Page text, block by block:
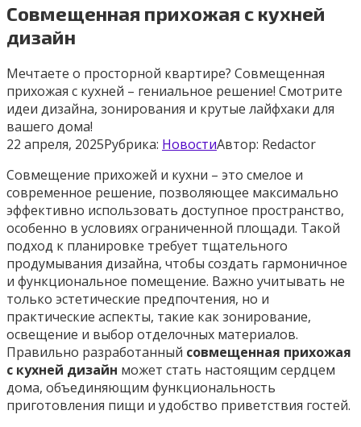
Совмещенная прихожая с кухней
дизайн
Мечтаете о просторной квартире? Совмещенная
прихожая с кухней – гениальное решение! Смотрите
идеи дизайна, зонирования и крутые лайфхаки для
вашего дома!
22 апреля, 2025Рубрика: НовостиАвтор: Redactor
Совмещение прихожей и кухни – это смелое и
современное решение, позволяющее максимально
эффективно использовать доступное пространство,
особенно в условиях ограниченной площади. Такой
подход к планировке требует тщательного
продумывания дизайна, чтобы создать гармоничное
и функциональное помещение. Важно учитывать не
только эстетические предпочтения, но и
практические аспекты, такие как зонирование,
освещение и выбор отделочных материалов.
Правильно разработанный совмещенная прихожая
с кухней дизайн может стать настоящим сердцем
дома, объединяющим функциональность
приготовления пищи и удобство приветствия гостей.